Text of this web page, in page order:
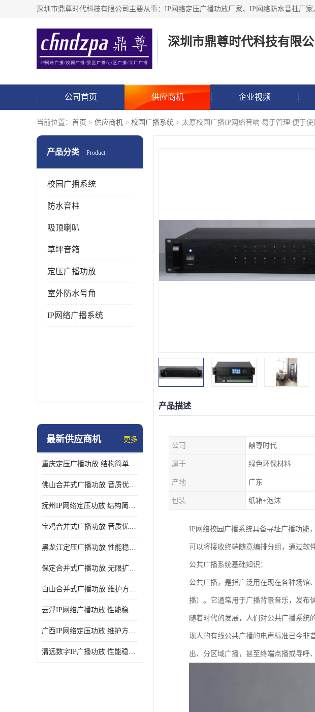
深圳市鼎尊时代科技有限公
公司首页 供应商机 企业视频
当前位置： 首页 > 供应商机 > 校园广播系统 > 太原校园广播IP网络音响 易于管理 便于使
产品分类 Product
校园广播系统
防水音柱
吸顶喇叭
草坪音箱
定压广播功放
室外防水号角
IP网络广播系统
最新供应商机 更多
重庆定压广播功放 结构简单 传输距离远
佛山合并式广播功放 音质优美清晰 输出电压大 电流小
抚州IP网络定压功放 结构简单 多应用于公共场合
宝鸡合并式广播功放 音质优美清晰 维护方便
黑龙江定压广播功放 性能稳定 无限扩容
保定合并式广播功放 无限扩容 设计结构简单
白山合并式广播功放 维护方便 多应用于公共场合
云浮IP网络广播功放 性能稳定 设计结构简单
广西IP网络定压功放 维护方便 多应用于公共场合
清远数字IP广播功放 性能稳定 传输距离远
产品描述
公司 鼎尊时代
属于 绿色环保材料
产地 广东
包装 纸箱+泡沫
IP网络校园广播系统具备寻址广播功能
可以将接收终端随意编排分组，通过软
公共广播系统基础知识：
公共广播，是指广泛用在现在各种场馆
播）。它通常用于广播背景音乐，发布
随着时代的发展，人们对公共广播系统
现人的有线公共广播的电声标准已今非
出、分区域广播，甚至终端点播或寻呼